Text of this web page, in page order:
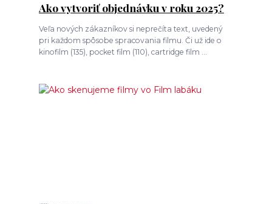
Ako vytvoriť objednávku v roku 2025?
Veľa nových zákazníkov si neprečíta text, uvedený
pri každom spôsobe spracovania filmu. Či už ide o
kinofilm (135), pocket film (110), cartridge film ...